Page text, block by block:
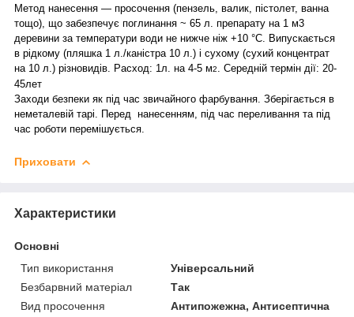
Метод нанесення — просочення (пензель, валик, пістолет, ванна
тощо), що забезпечує поглинання ~ 65 л. препарату на 1 м3
деревини за температури води не нижче ніж +10 °C. Випускається
в рідкому (пляшка 1 л./каністра 10 л.) і сухому (сухий концентрат
на 10 л.) різновидів. Расход: 1л. на 4-5 м2
. Середній термін дії: 20-
45лет
Заходи безпеки як під час звичайного фарбування. Зберігається в
неметалевій тарі. Перед нанесенням, під час переливання та під
час роботи перемішується.
Приховати
Характеристики
Основні
Тип використання
Універсальний
Безбарвний матеріал
Так
Вид просочення
Антипожежна, Антисептична